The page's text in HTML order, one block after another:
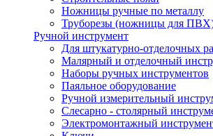
Ножницы ручные по металлу
Труборезы (ножницы для
Ручной инструмент
Для штукатурно-отделочных
Малярный и отделочный
Наборы ручных инструментов
Паяльное оборудование
Ручной измерительный
Слесарно - столярный
Электромонтажный